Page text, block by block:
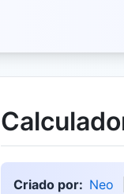
Criado por: Neo